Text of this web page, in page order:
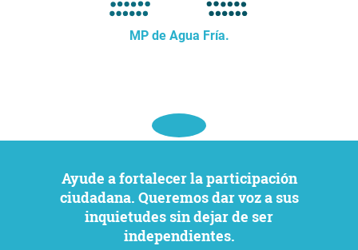
MP de Agua Fría.
Ayude a fortalecer la participación
ciudadana. Queremos dar voz a sus
inquietudes sin dejar de ser
independientes.